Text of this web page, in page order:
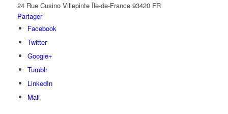
24 Rue Cusino Villepinte Île-de-France 93420 FR
Partager
Facebook
Twitter
Google+
Tumblr
LinkedIn
Mail